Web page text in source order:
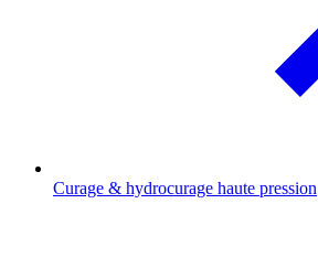
Curage & hydrocurage haute pression